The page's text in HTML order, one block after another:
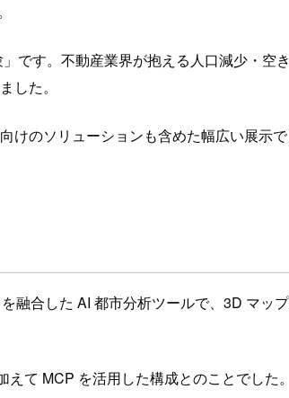
です。不動産業界が抱える人口減少・空
した。
のソリューションも含めた幅広い展示
融合した AI 都市分析ツールで、3D マッ
て MCP を活用した構成とのことでした。